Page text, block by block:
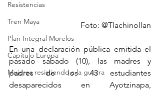
Resistencias
Tren Maya
Plan Integral Morelos
Capítulo Europa
Mujeres resistiendo a la guerra
Foto: @Tlachinollan
En una declaración pública emitida el
pasado sábado (10), las madres y
padres de los 43 estudiantes
desaparecidos en Ayotzinapa,